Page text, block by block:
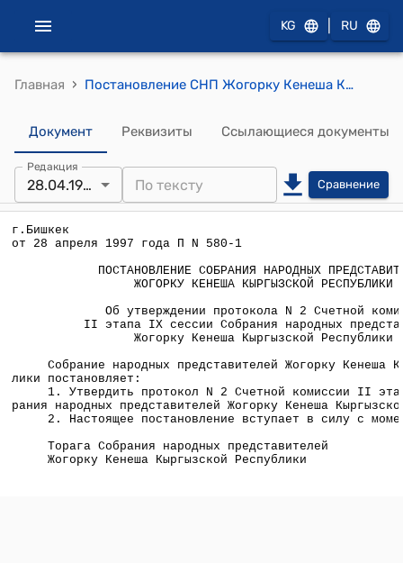
KG RU
Главная › Постановление СНП Жогорку Кенеша КР от 28 апреля 1997 года П №580-1 "Об утверждении протокола N 2 Счетной комиссии II этапа IX сессии Собрания народных представителей Жогорку Кенеша Кыргызской Республики"
Документ Реквизиты Ссылающиеся документы
Редакция
28.04.1997 Сравнение